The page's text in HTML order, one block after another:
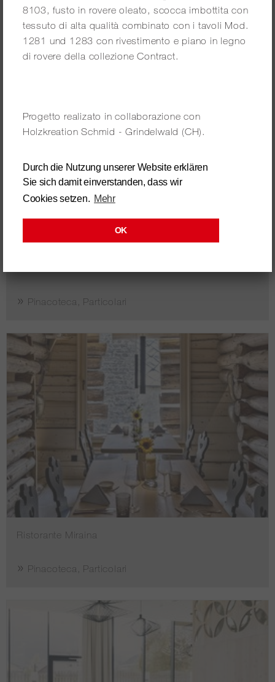
Pinacoteca, Particolari
Pinacoteca, Particolari
Ristorante Miraina
Pinacoteca, Particolari